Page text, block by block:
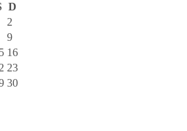
D
2
9
16
23
30